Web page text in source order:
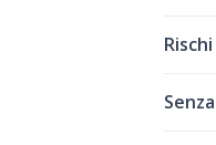
Rischi